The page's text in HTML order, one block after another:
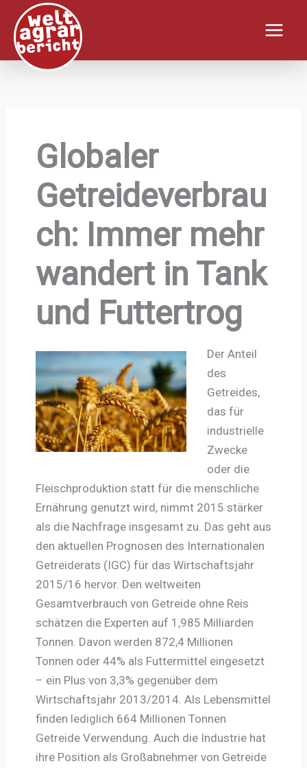
Inhalt
springen
Globaler
Getreideverbrau
ch: Immer mehr
wandert in Tank
und Futtertrog
Der Anteil
des
Getreides,
das für
industrielle
Zwecke
oder die
Fleischproduktion statt für die menschliche
Ernährung genutzt wird, nimmt 2015 stärker
als die Nachfrage insgesamt zu. Das geht aus
den aktuellen Prognosen des Internationalen
Getreiderats (IGC) für das Wirtschaftsjahr
2015/16 hervor. Den weltweiten
Gesamtverbrauch von Getreide ohne Reis
schätzen die Experten auf 1,985 Milliarden
Tonnen. Davon werden 872,4 Millionen
Tonnen oder 44% als Futtermittel eingesetzt
– ein Plus von 3,3% gegenüber dem
Wirtschaftsjahr 2013/2014. Als Lebensmittel
finden lediglich 664 Millionen Tonnen
Getreide Verwendung. Auch die Industrie hat
ihre Position als Großabnehmer von Getreide